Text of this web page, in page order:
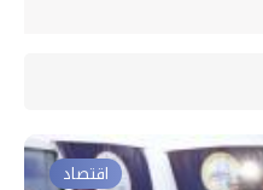
اقتصاد